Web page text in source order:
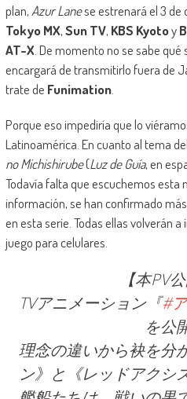
plan, Azur Lanese estrenará el 3 de
Tokyo MX,Sun TV, KBS Kyotoy
AT-X . De momento no se sabe
encargará de transmitirlo fuera de
trate de Funimation.
Porque eso impediría que lo
Latinoamérica. En cuanto al tema del
no Michishirube(Luz de Guía, en
Todavía falta que escuchemos esta
información, se han confirmado
en esta serie. Todas ellas volverán
juego para celulares.
【本PV
TVアニメーション『#
を公
理念の違いから袂を分
ン》と《レッドアクシ